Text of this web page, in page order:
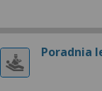
Poradnia